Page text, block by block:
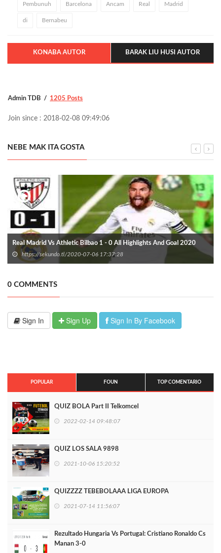
Pembunuh Barcelona Ancam Real Madrid
di Bernabeu
KONABA AUTOR BARAK LIU HUSI AUTOR
Admin TDB 1205 Posts
Join since : 2018-02-08 09:49:06
NEBE MAK ITA GOSTA
Real Madrid Vs Athletic Bilbao 1 - 0 All Highlights And Goal 2020
https://sekundo.tl/2020-07-06 17:37:28
0 COMMENTS
Sign In Sign Up Sign In By Facebook
POPULAR FOUN TOP COMENTARIO
QUIZ BOLA Part II Telkomcel
2022-02-14 09:48:07
QUIZ LOS SALA 9898
2021-10-06 15:20:52
QUIZZZZ TEBEBOLAAA LIGA EUROPA
2021-07-14 11:56:07
Rezultado Hungaria Vs Portugal: Cristiano Ronaldo Cs
Manan 3-0